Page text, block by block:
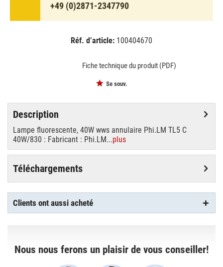
+49 (0)2871-2347790
Réf. d’article: 100404670
Fiche technique du produit (PDF)
Se souv.
Description
Lampe fluorescente, 40W wws annulaire Phi.LM TL5 C
40W/830 : Fabricant : Phi.LM...plus
Téléchargements
Clients ont aussi acheté
Nous nous ferons un plaisir de vous conseiller!